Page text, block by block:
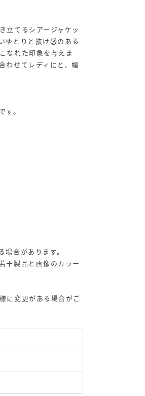
立てるシアージャケッ
ゆとりと抜け感のある
なれた印象を与えま
わせてレディにと、幅
。
合があります。
干製品と画像のカラー
に変更がある場合がご